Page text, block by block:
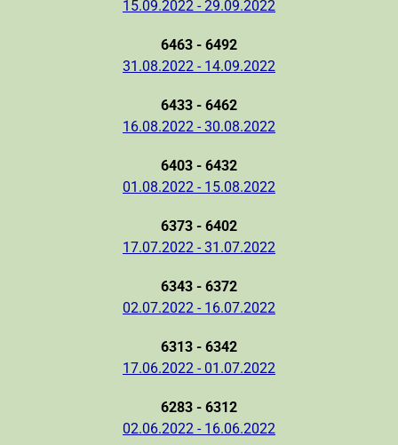
15.09.2022 - 29.09.2022
6463 - 6492
31.08.2022 - 14.09.2022
6433 - 6462
16.08.2022 - 30.08.2022
6403 - 6432
01.08.2022 - 15.08.2022
6373 - 6402
17.07.2022 - 31.07.2022
6343 - 6372
02.07.2022 - 16.07.2022
6313 - 6342
17.06.2022 - 01.07.2022
6283 - 6312
02.06.2022 - 16.06.2022